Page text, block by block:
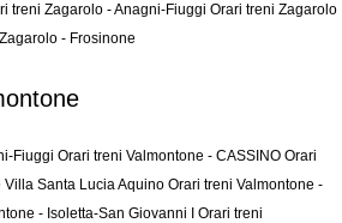
treni Zagarolo - Anagni-Fiuggi Orari treni Zagarolo
- Frosinone
Fiuggi Orari treni Valmontone - CASSINO Orari
Santa Lucia Aquino Orari treni Valmontone -
- Isoletta-San Giovanni I Orari treni